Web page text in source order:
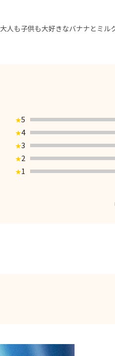
人も子供も大好きなバナナとミル
★5
★4
★3
★2
★1